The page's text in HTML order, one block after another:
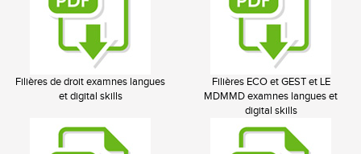
Filières de droit examnes langues
et digital skills
Filières ECO et GEST et LE
MDMMD examnes langues et
digital skills